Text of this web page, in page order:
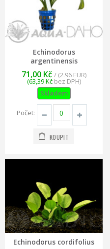
Echinodorus
argentinensis
71,00 Kč / (2.96 EUR)
(63,39 Kčbez DPH)
Skladem
Počet:
KOUPIT
Echinodorus cordifolius